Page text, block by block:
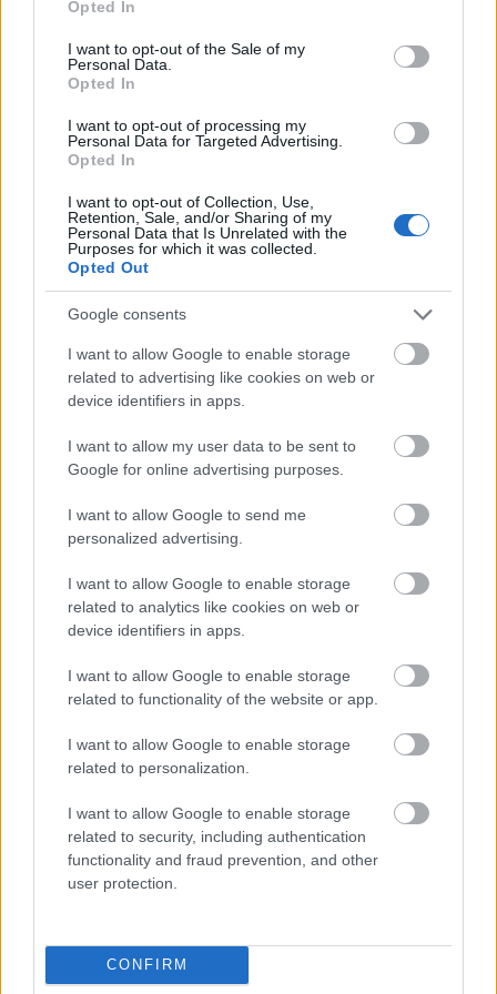
use your data for below specified purposes in below Google
consent section.
Opted In
I want to opt-out of the Sale of my
Personal Data.
Opted In
I want to opt-out of processing my
Personal Data for Targeted Advertising.
Opted In
I want to opt-out of Collection, Use,
Retention, Sale, and/or Sharing of my
Personal Data that Is Unrelated with the
Purposes for which it was collected.
Opted Out
Google consents
I want to allow Google to enable storage
related to advertising like cookies on web or
device identifiers in apps.
I want to allow my user data to be sent to
Google for online advertising purposes.
I want to allow Google to send me
personalized advertising.
I want to allow Google to enable storage
related to analytics like cookies on web or
device identifiers in apps.
I want to allow Google to enable storage
related to functionality of the website or app.
I want to allow Google to enable storage
related to personalization.
I want to allow Google to enable storage
related to security, including authentication
functionality and fraud prevention, and other
user protection.
CONFIRM
megjelenő Infected című albumán szerepel a
rockballadájának angol nyelvű átirata. A
Pokolgép-koncerten az énekes Joacim Cans
közös dalt magyarul és angolul is eléneklik
több más szám mellett. A Pokolgép új
Attila énekessel.
Forrás: MTI
Budapest Zene Metal Könnyűzene
„NEM TÖBB EZER EMBERRE UTAZUNK, HANEM
EGY VÁLOGATOTT TÁRSASÁGRA”
PÉTER BENCE HAZATÉR - A VILÁGSZTÁR
ZONGORISTA BUDAPESTEN MUTATJA BE
LEGÚJABB PRODUKCIÓJÁT